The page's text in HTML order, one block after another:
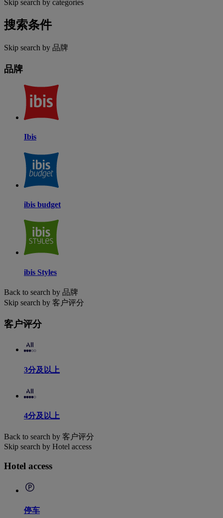
Skip search by categories
搜索条件
Skip search by 品牌
品牌
Ibis
ibis budget
ibis Styles
Back to search by 品牌
Skip search by 客户评分
客户评分
3分及以上
4分及以上
Back to search by 客户评分
Skip search by Hotel access
Hotel access
停车